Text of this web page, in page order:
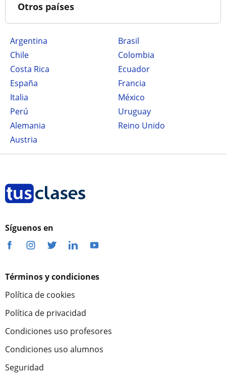
Otros países
Argentina
Brasil
Chile
Colombia
Costa Rica
Ecuador
España
Francia
Italia
México
Perú
Uruguay
Alemania
Reino Unido
Austria
Síguenos en
Términos y condiciones
Política de cookies
Política de privacidad
Condiciones uso profesores
Condiciones uso alumnos
Seguridad